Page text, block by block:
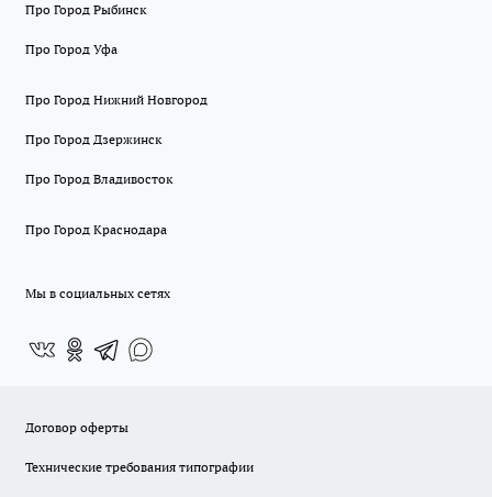
Про Город Рыбинск
Про Город Уфа
Про Город Нижний Новгород
Про Город Дзержинск
Про Город Владивосток
Про Город Краснодара
Мы в социальных сетях
Договор оферты
Технические требования типографии